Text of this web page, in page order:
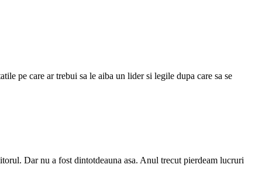
pe care ar trebui sa le aiba un lider si legile dupa care sa se
Dar nu a fost dintotdeauna asa. Anul trecut pierdeam lucruri